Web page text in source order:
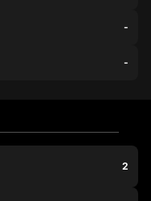
-
-
2